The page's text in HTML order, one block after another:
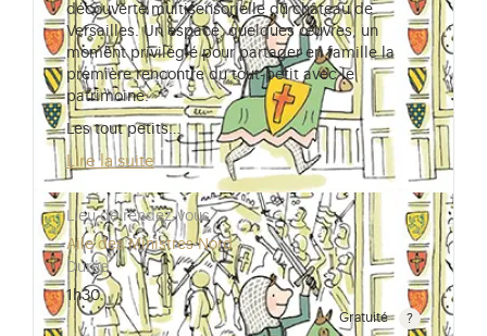
découverte multisensorielle du château de
Versailles. Un espace, quelques œuvres, un
moment privilégié pour partager en famille la
première rencontre du tout-petit avec le
patrimoine.
Les tout petits…
Lire la suite
Lieu de rendez-vous
Aile des Ministres Nord
Durée
1h30
Gratuité